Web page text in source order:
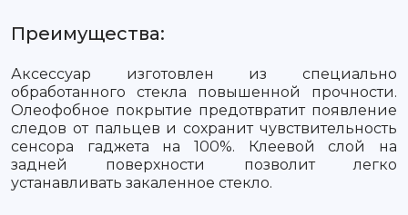
Преимущества:
Аксессуар изготовлен из специально
обработанного стекла повышенной прочности.
Олеофобное покрытие предотвратит появление
следов от пальцев и сохранит чувствительность
сенсора гаджета на 100%. Клеевой слой на
задней поверхности позволит легко
устанавливать закаленное стекло.